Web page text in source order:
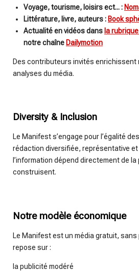
Voyage, tourisme, loisirs ect... :
Littérature, livre, auteurs :Book
Actualité en vidéos dansla
notre chaîneDailymotion
Des contributeurs invités enrichissent
analyses du média.
Diversity & Inclusion
Le Manifest s’engage pour l’égalité
rédaction diversifiée, représentative et
l’information dépend directement de
construisent.
Notre modèle économique
Le Manifest est un média gratuit, sans
repose sur :
la publicité modéré